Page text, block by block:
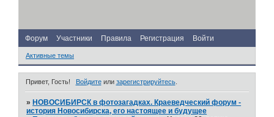
Форум Участники Правила Регистрация Войти
Активные темы
Привет, Гость! Войдитеили зарегистрируйтесь.
» НОВОСИБИРСК в фотозагадках. Краеведческий форум -
история Новосибирска, его настоящее и будущее